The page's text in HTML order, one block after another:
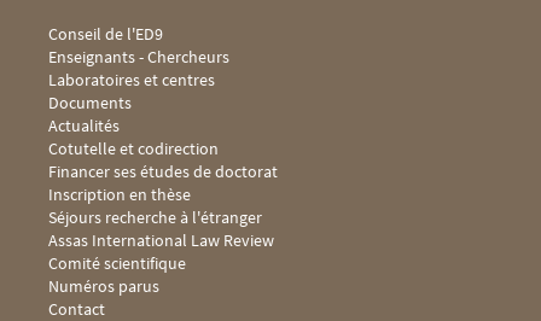
Menu footer ED9 1
Conseil de l'ED9
Enseignants - Chercheurs
Laboratoires et centres
Documents
Menu footer ED9 2
Actualités
Cotutelle et codirection
Financer ses études de doctorat
Inscription en thèse
Séjours recherche à l'étranger
Menu footer ED9 3
Assas International Law Review
Comité scientifique
Numéros parus
Menu footer ED9 4
Contact